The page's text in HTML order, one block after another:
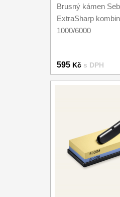
Brusný kámen
ExtraSharp
1000/6000
595 Kč s DPH